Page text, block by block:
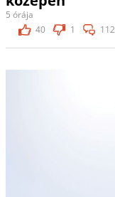
5 órája
40
1 112